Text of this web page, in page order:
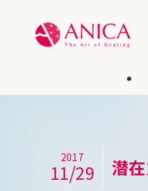
潜
2017
11/29